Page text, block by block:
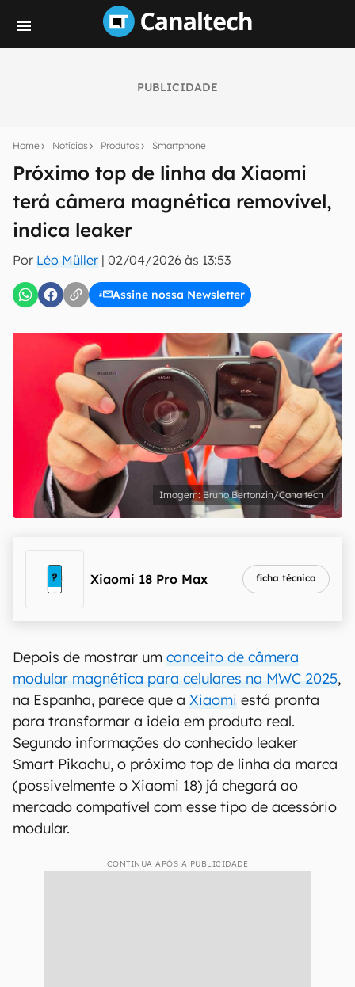
PUBLICIDADE
Home Notícias Produtos Smartphone
Próximo top de linha da Xiaomi
terá câmera magnética removível,
indica leaker
Por Léo Müller | 02/04/2026 às 13:53
Assine nossa Newsletter
notícias e reviews sobre tecnologia em primeira
mão.
E-mail
inscreva-se
Uso e Política de Privacidade do Canaltech.
Bruno Bertonzin/Canaltech
Xiaomi 18 Pro Max ficha técnica
Depois de mostrar um conceito de câmera
modular magnética para celulares na MWC 2025,
na Espanha, parece que a Xiaomi está pronta
para transformar a ideia em produto real.
Segundo informações do conhecido leaker
Smart Pikachu, o próximo top de linha da marca
(possivelmente o Xiaomi 18) já chegará ao
mercado compatível com esse tipo de acessório
modular.
CONTINUA APÓS A PUBLICIDADE